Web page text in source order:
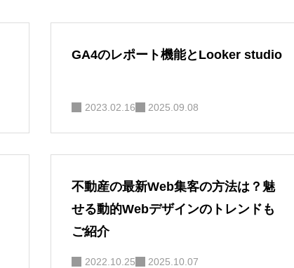
GA4のレポート機能とLooker studio
2023.02.16 2025.09.08
不動産の最新Web集客の方法は？魅
せる動的Webデザインのトレンドも
ご紹介
2022.10.25 2025.10.07